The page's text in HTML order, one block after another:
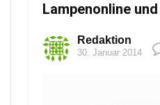
Lampenonline
Redaktion
30. Januar 2014